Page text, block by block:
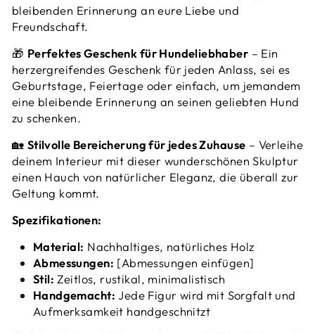
bleibenden Erinnerung an eure Liebe und
Freundschaft.
🎁 Perfektes Geschenk für Hundeliebhaber – Ein
herzergreifendes Geschenk für jeden Anlass, sei es
Geburtstage, Feiertage oder einfach, um jemandem
eine bleibende Erinnerung an seinen geliebten Hund
zu schenken.
🏡 Stilvolle Bereicherung für jedes Zuhause – Verleihe
deinem Interieur mit dieser wunderschönen Skulptur
einen Hauch von natürlicher Eleganz, die überall zur
Geltung kommt.
Spezifikationen:
Material: Nachhaltiges, natürliches Holz
Abmessungen: [Abmessungen einfügen]
Stil: Zeitlos, rustikal, minimalistisch
Handgemacht: Jede Figur wird mit Sorgfalt und
Aufmerksamkeit handgeschnitzt